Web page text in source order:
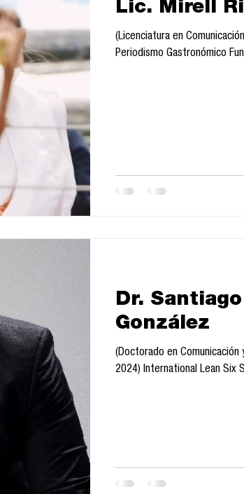
Lic. Mirell
(Licenciatura en
Periodismo Gastronómico
Dr.
González
(Doctorado en
2024) International Lean Six